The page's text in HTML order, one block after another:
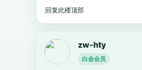
回复此楼顶部
zw-hty
白金会员